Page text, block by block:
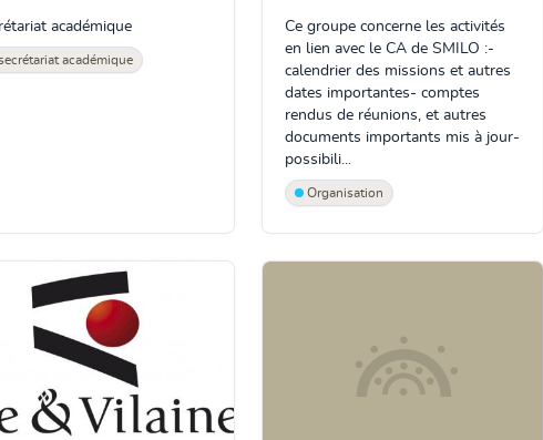
académique
académique
Ce groupe concerne les activités
en lien avec le CA de SMILO :-
calendrier des missions et autres
dates importantes- comptes
rendus de réunions, et autres
documents importants mis à jour-
possibili...
Organisation